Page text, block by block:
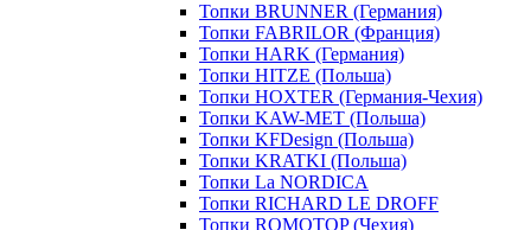
Топки BRUNNER (Германия)
Топки FABRILOR (Франция)
Топки HARK (Германия)
Топки HITZE (Польша)
Топки HOXTER (Германия-Чехия)
Топки KAW-MET (Польша)
Топки KFDesign (Польша)
Топки KRATKI (Польша)
Топки La NORDICA
Топки RICHARD LE DROFF
Топки ROMOTOP (Чехия)